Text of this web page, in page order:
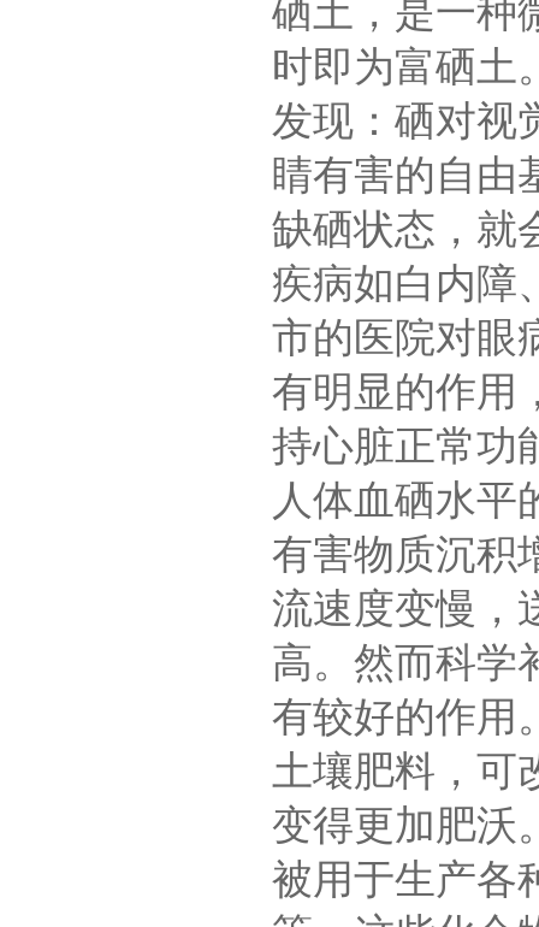
硒土，是一种
时即为富硒土
发现：硒对视
睛有害的自由
缺硒状态，就
疾病如白内障
市的医院对眼
有明显的作用
持心脏正常功
人体血硒水平
有害物质沉积
流速度变慢，
高。然而科学
有较好的作用
土壤肥料，可
变得更加肥沃
被用于生产各